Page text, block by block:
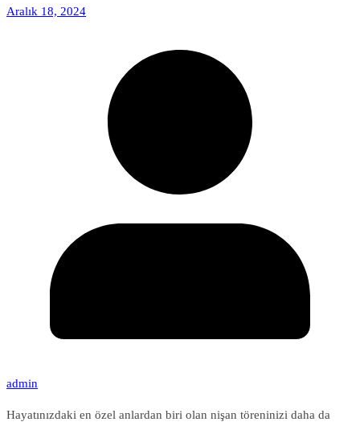
Aralık 18, 2024
admin
Hayatınızdaki en özel anlardan biri olan nişan töreninizi daha da